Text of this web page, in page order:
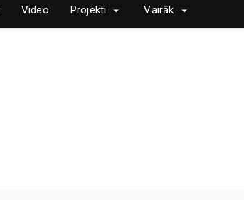
Video Projekti Vairāk